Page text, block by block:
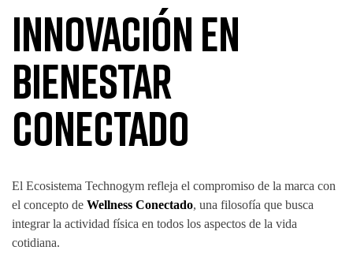
Innovación en
Bienestar
Conectado
El Ecosistema Technogym refleja el compromiso de la marca con
el concepto de Wellness Conectado, una filosofía que busca
integrar la actividad física en todos los aspectos de la vida
cotidiana.